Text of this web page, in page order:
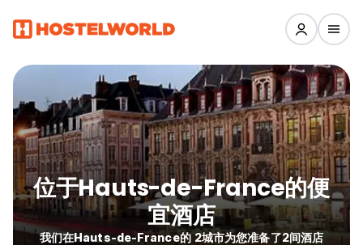
位于Hauts-de-France的便
宜酒店
我们在Hauts-de-France的 2城市为您准备了2间酒店